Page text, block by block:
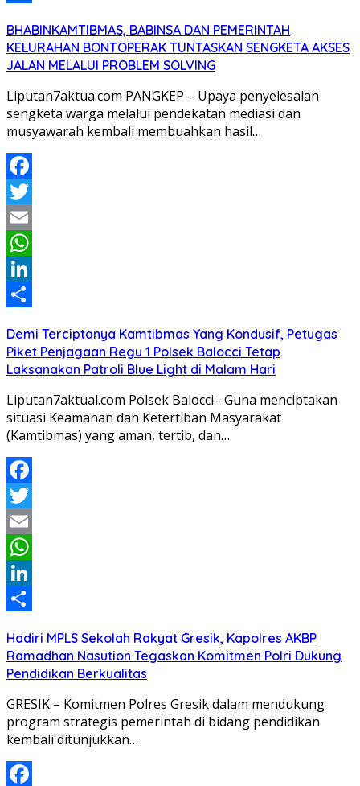
BHABINKAMTIBMAS, BABINSA DAN PEMERINTAH
KELURAHAN BONTOPERAK TUNTASKAN SENGKETA AKSES
JALAN MELALUI PROBLEM SOLVING
Liputan7aktua.com PANGKEP – Upaya penyelesaian
sengketa warga melalui pendekatan mediasi dan
musyawarah kembali membuahkan hasil…
Facebook
Twitter
Email
WhatsApp
LinkedIn
Demi Terciptanya Kamtibmas Yang Kondusif, Petugas
Piket Penjagaan Regu 1 Polsek Balocci Tetap
Laksanakan Patroli Blue Light di Malam Hari
Liputan7aktual.com Polsek Balocci– Guna menciptakan
situasi Keamanan dan Ketertiban Masyarakat
(Kamtibmas) yang aman, tertib, dan…
Facebook
Twitter
Email
WhatsApp
LinkedIn
Hadiri MPLS Sekolah Rakyat Gresik, Kapolres AKBP
Ramadhan Nasution Tegaskan Komitmen Polri Dukung
Pendidikan Berkualitas
GRESIK – Komitmen Polres Gresik dalam mendukung
program strategis pemerintah di bidang pendidikan
kembali ditunjukkan…